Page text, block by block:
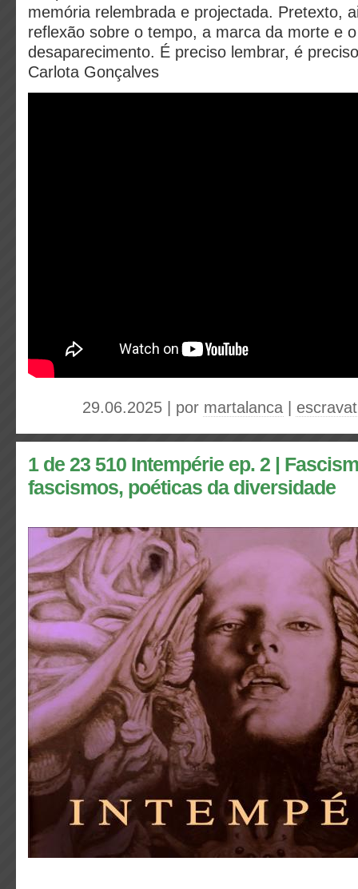
memória relembrada e projectada. Pretexto,
reflexão sobre o tempo, a marca da morte e
desaparecimento. É preciso lembrar, é
Carlota Gonçalves
29.06.2025 | por martalanca
1 de 23 510 Intempérie ep. 2 |
fascismos, poéticas da diversidade